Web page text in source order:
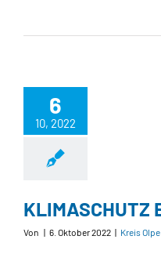
6
10, 2022
KLIMASCHUTZ
Von | 6. Oktober 2022 | Kreis Olpe